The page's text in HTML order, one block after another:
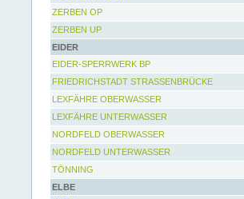
ZERBEN OP
ZERBEN UP
EIDER
EIDER-SPERRWERK BP
FRIEDRICHSTADT STRASSENBRÜCKE
LEXFÄHRE OBERWASSER
LEXFÄHRE UNTERWASSER
NORDFELD OBERWASSER
NORDFELD UNTERWASSER
TÖNNING
ELBE